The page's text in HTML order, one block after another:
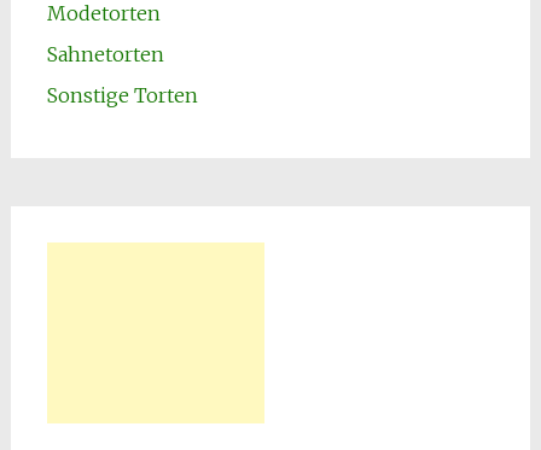
Modetorten
Sahnetorten
Sonstige Torten